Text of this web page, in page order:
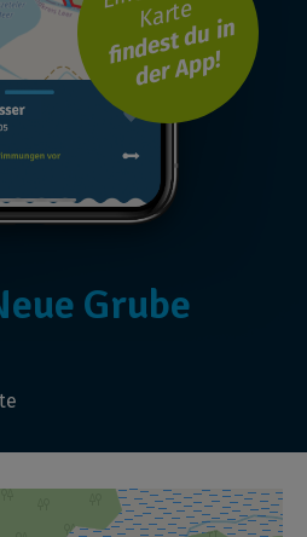
Grube
Karte
findest du in
der App!